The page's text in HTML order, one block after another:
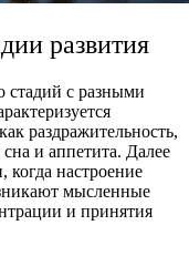
развития
стадий с разными
раздражительность,
и аппетита. Далее
когда настроение
мысленные
и принятия